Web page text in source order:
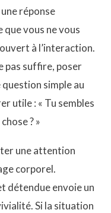
réponse
vous ne vous
à l’interaction.
pas suffire, poser
simple au
utile : « Tu sembles
? »
une attention
corporel.
détendue envoie un
Si la situation